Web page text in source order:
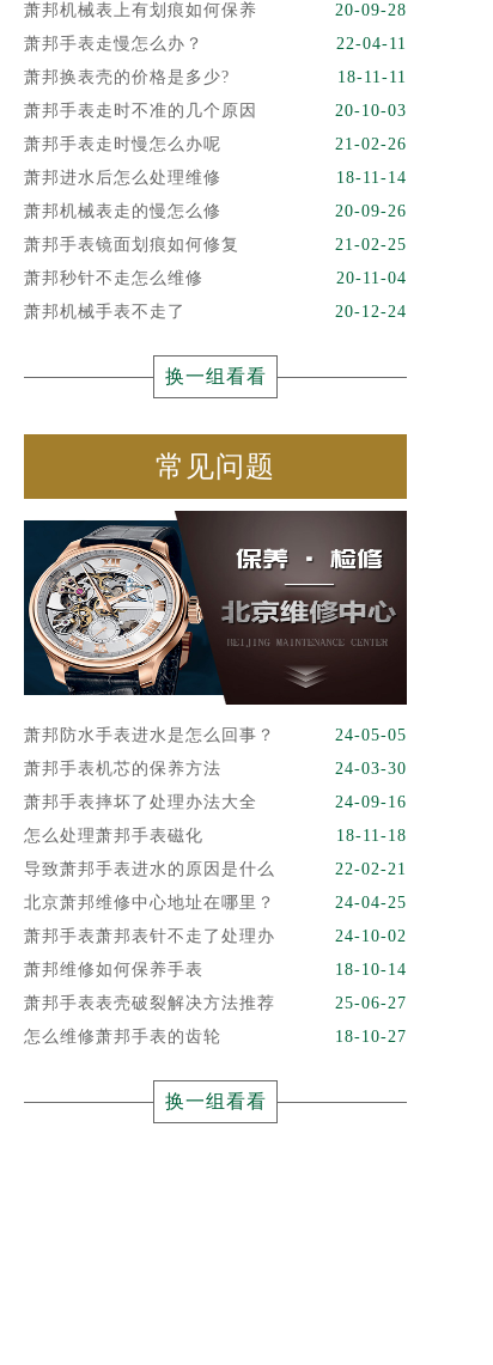
萧邦机械表上有划痕如何保养
20-09-28
萧邦手表走慢怎么办？
22-04-11
萧邦换表壳的价格是多少?
18-11-11
萧邦手表走时不准的几个原因
20-10-03
萧邦手表走时慢怎么办呢
21-02-26
萧邦进水后怎么处理维修
18-11-14
萧邦机械表走的慢怎么修
20-09-26
萧邦手表镜面划痕如何修复
21-02-25
萧邦秒针不走怎么维修
20-11-04
萧邦机械手表不走了
20-12-24
换一组看看
常见问题
萧邦防水手表进水是怎么回事？
24-05-05
萧邦手表机芯的保养方法
24-03-30
萧邦手表摔坏了处理办法大全
24-09-16
怎么处理萧邦手表磁化
18-11-18
导致萧邦手表进水的原因是什么
22-02-21
北京萧邦维修中心地址在哪里？
24-04-25
萧邦手表萧邦表针不走了处理办
24-10-02
萧邦维修如何保养手表
18-10-14
萧邦手表表壳破裂解决方法推荐
25-06-27
怎么维修萧邦手表的齿轮
18-10-27
换一组看看